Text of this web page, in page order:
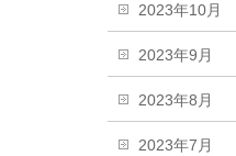
2023年10月
2023年9月
2023年8月
2023年7月